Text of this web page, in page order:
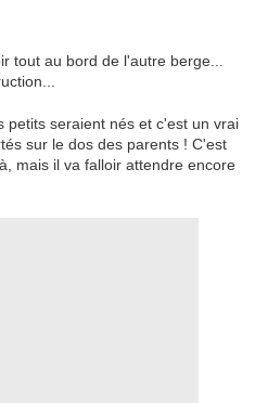
tout au bord de l'autre berge...
petits seraient nés et c'est un vrai
sur le dos des parents ! C'est
mais il va falloir attendre encore